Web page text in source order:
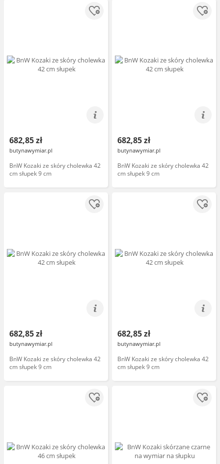
682,85 zł
butynawymiar.pl
BnW Kozaki ze skóry cholewka 42
cm słupek 9 cm
682,85 zł
butynawymiar.pl
BnW Kozaki ze skóry cholewka 42
cm słupek 9 cm
682,85 zł
butynawymiar.pl
BnW Kozaki ze skóry cholewka 42
cm słupek 9 cm
682,85 zł
butynawymiar.pl
BnW Kozaki ze skóry cholewka 42
cm słupek 9 cm